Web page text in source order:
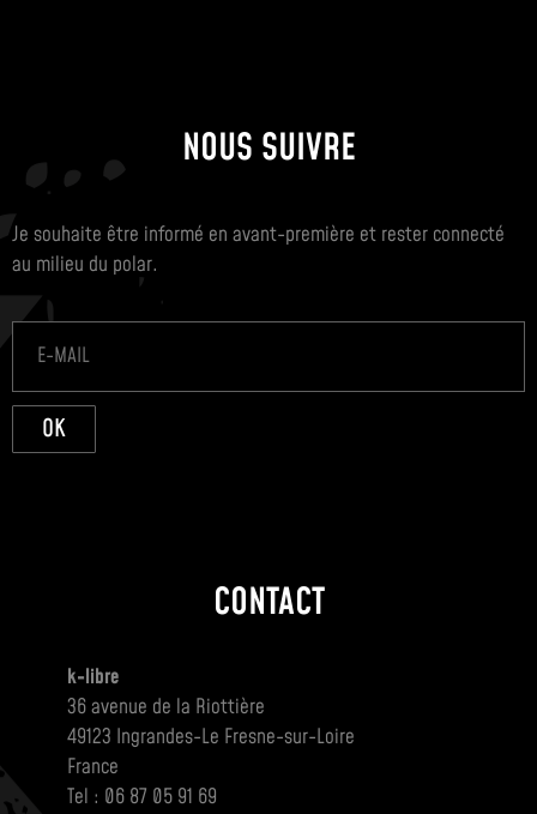
NOUS SUIVRE
Je souhaite être informé en avant-première et rester connecté
au milieu du polar.
OK
CONTACT
k-libre
36 avenue de la Riottière
49123 Ingrandes-Le Fresne-sur-Loire
France
Tel : 06 87 05 91 69